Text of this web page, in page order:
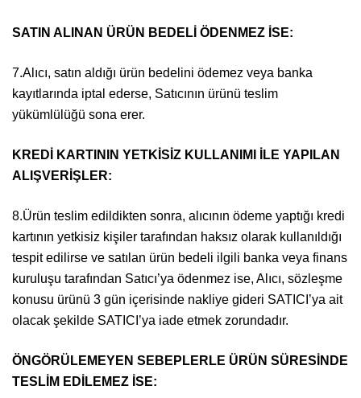
SATIN ALINAN ÜRÜN BEDELİ ÖDENMEZ İSE:
7.Alıcı, satın aldığı ürün bedelini ödemez veya banka
kayıtlarında iptal ederse, Satıcının ürünü teslim
yükümlülüğü sona erer.
KREDİ KARTININ YETKİSİZ KULLANIMI İLE YAPILAN
ALIŞVERİŞLER:
8.Ürün teslim edildikten sonra, alıcının ödeme yaptığı kredi
kartının yetkisiz kişiler tarafından haksız olarak kullanıldığı
tespit edilirse ve satılan ürün bedeli ilgili banka veya finans
kuruluşu tarafından Satıcı’ya ödenmez ise, Alıcı, sözleşme
konusu ürünü 3 gün içerisinde nakliye gideri SATICI’ya ait
olacak şekilde SATICI’ya iade etmek zorundadır.
ÖNGÖRÜLEMEYEN SEBEPLERLE ÜRÜN SÜRESİNDE
TESLİM EDİLEMEZ İSE: